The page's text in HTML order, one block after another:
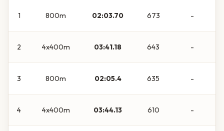
1 800m 02:03.70 673 -
2 4x400m 03:41.18 643 -
3 800m 02:05.4 635 -
4 4x400m 03:44.13 610 -